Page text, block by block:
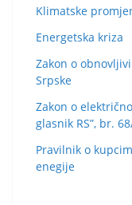
Klimatske
Energetska kriza
Zakon o
Srpske
Zakon o
glasnik RS”, br.
Pravilnik o
enegije